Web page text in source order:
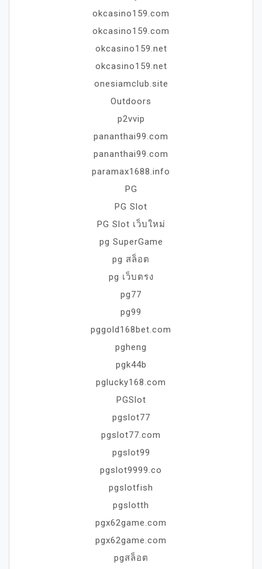
okcasino159.com
okcasino159.com
okcasino159.net
okcasino159.net
onesiamclub.site
Outdoors
p2vvip
pananthai99.com
pananthai99.com
paramax1688.info
PG
PG Slot
PG Slot เว็บใหม่
pg SuperGame
pg สล็อต
pg เว็บตรง
pg77
pg99
pggold168bet.com
pgheng
pgk44b
pglucky168.com
PGSlot
pgslot77
pgslot77.com
pgslot99
pgslot9999.co
pgslotfish
pgslotth
pgx62game.com
pgx62game.com
pgสล็อต